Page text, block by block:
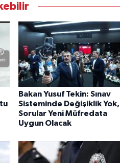
Bakan Yusuf Tekin: Sınav
Sisteminde Değişiklik Yok,
Sorular Yeni Müfredata
Uygun Olacak